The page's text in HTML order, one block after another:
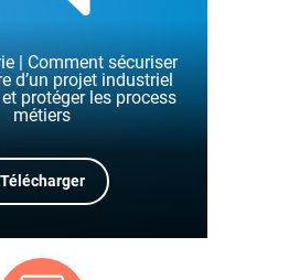
| Comment sécuriser
d’un projet industriel
et protéger les process
métiers
Télécharger